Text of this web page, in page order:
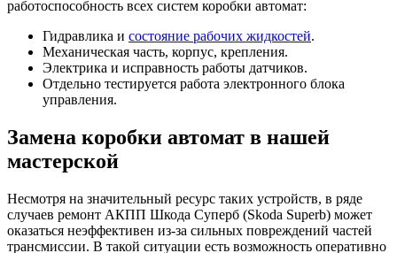
работоспособность всех систем коробки автомат:
Гидравлика и состояние рабочих жидкостей.
Механическая часть, корпус, крепления.
Электрика и исправность работы датчиков.
Отдельно тестируется работа электронного блока
управления.
Замена коробки автомат в нашей
мастерской
Несмотря на значительный ресурс таких устройств, в ряде
случаев ремонт АКПП Шкода Суперб (Skoda Superb) может
оказаться неэффективен из-за сильных повреждений частей
трансмиссии. В такой ситуации есть возможность оперативно